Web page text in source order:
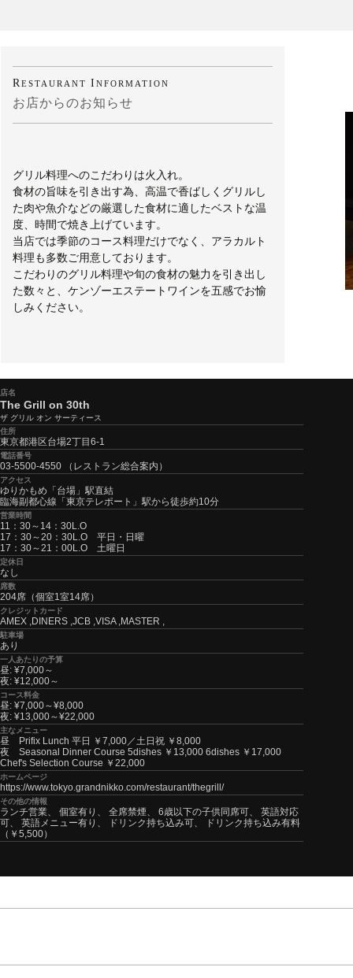
RESTAURANT I NFORMATION
お店からのお知らせ
グリル料理へのこだわりは火入れ。
食材の旨味を引き出す為、高温で香ばしくグリルし
た肉や魚介などの厳選した食材に適したベストな温
度、時間で焼き上げています。
当店では季節のコース料理だけでなく、アラカルト
料理も多数ご用意しております。
こだわりのグリル料理や旬の食材の魅力を引き出し
た数々と、ケンゾーエステートワインを五感でお愉
しみください。
店名
The Grill on 30th
ザ グリル オン サーティース
住所
東京都港区台場2丁目6-1
電話番号
03-5500-4550 （レストラン総合案内）
アクセス
ゆりかもめ「台場」駅直結
臨海副都心線「東京テレポート」駅から徒歩約10分
営業時間
11：30～14：30L.O
17：30～20：30L.O 平日・日曜
17：30～21：00L.O 土曜日
定休日
なし
席数
204席（個室1室14席）
クレジットカード
AMEX ,DINERS ,JCB ,VISA ,MASTER ,
駐車場
あり
一人あたりの予算
昼: ¥7,000～
夜: ¥12,000～
コース料金
昼: ¥7,000～¥8,000
夜: ¥13,000～¥22,000
主なメニュー
昼 Prifix Lunch 平日 ￥7,000／土日祝 ￥8,000
夜 Seasonal Dinner Course 5dishes ￥13,000 6dishes ￥17,000
Chef's Selection Course ￥22,000
ホームページ
https://www.tokyo.grandnikko.com/restaurant/thegrill/
その他の情報
ランチ営業、 個室有り、 全席禁煙、 6歳以下の子供同席可、 英語対応
可、 英語メニュー有り、 ドリンク持ち込み可、 ドリンク持ち込み有料
（￥5,500）